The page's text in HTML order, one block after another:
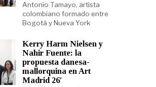
Antonio Tamayo, artista
colombiano formado entre
Bogotá y Nueva York
Kerry Harm Nielsen y
Nahir Fuente: la
propuesta danesa-
mallorquina en Art
Madrid 26′